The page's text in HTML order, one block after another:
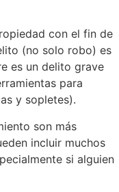
con el fin de
(no solo robo) es
es un delito grave
para
y sopletes).
son más
incluir muchos
si alguien